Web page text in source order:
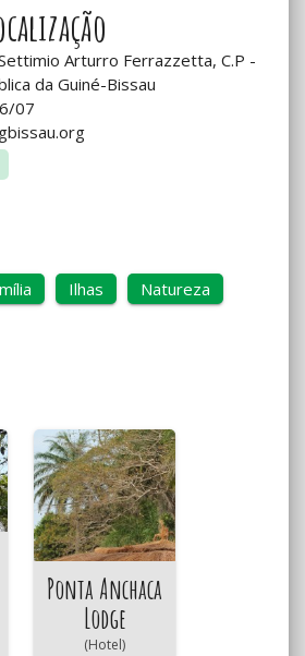
Arturro Ferrazzetta, C.P -
da Guiné-Bissau
07
Ilhas
Natureza
Ponta Anchaca
Lodge
(Hotel)